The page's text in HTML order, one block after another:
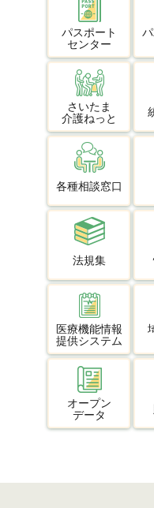
パスポート
センター
さいたま
介護ねっと
各種相談窓口
法規集
医療機能情報
提供システム
オープン
データ